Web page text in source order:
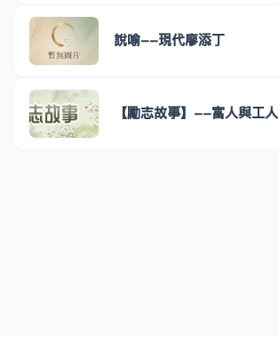
說喻--現代廖添丁
【勵志故事】--富人與工人